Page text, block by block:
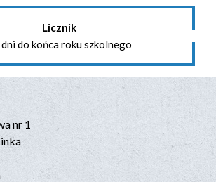
Licznik
dni do końca roku szkolnego
nr 1